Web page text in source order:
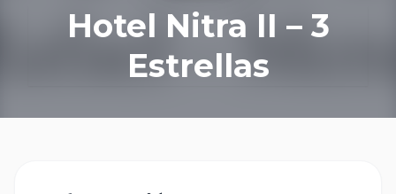
Hotel Nitra II – 3
Estrellas